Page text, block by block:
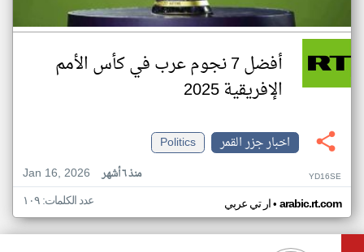
أفضل 7 نجوم عرب في كأس الأمم
الإفريقية 2025
اخبار جزر القمر
Politics
Jan 16, 2026
منذ ٦ أشهر YD16SE
ار تي عربي• arabic.rt.com عدد الكلمات: ١٠٩